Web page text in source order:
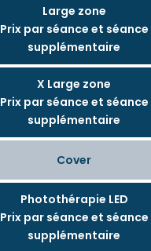
Large zone
Prix par séance et séance
supplémentaire
X Large zone
Prix par séance et séance
supplémentaire
Cover
Photothérapie LED
Prix par séance et séance
supplémentaire